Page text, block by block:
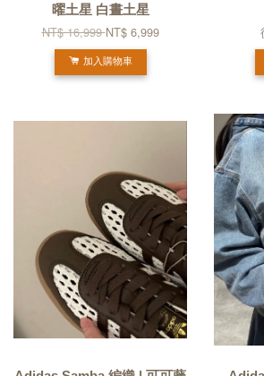
曜土星 白晝土星
NT$ 16,999NT$ 6,999
加入購物車